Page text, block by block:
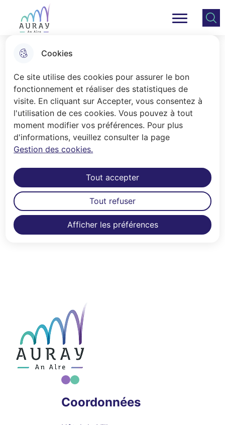
Cookies
Ce site utilise des cookies pour assurer le bon
fonctionnement et réaliser des statistiques de
visite. En cliquant sur Accepter, vous consentez à
l'utilisation de ces cookies. Vous pouvez à tout
moment modifier vos préférences. Pour plus
d'informations, veuillez consulter la page
Gestion des cookies.
Afficher les préférences
Tout accepter
Tout refuser
Aller
au
menu
Consulter
le plan
Ville Auray Menu principal
Accueil
Stades, terrains, salles, piscine...
Tout sur les équipements alréens.
Les équipements sportifs
Coordonnées